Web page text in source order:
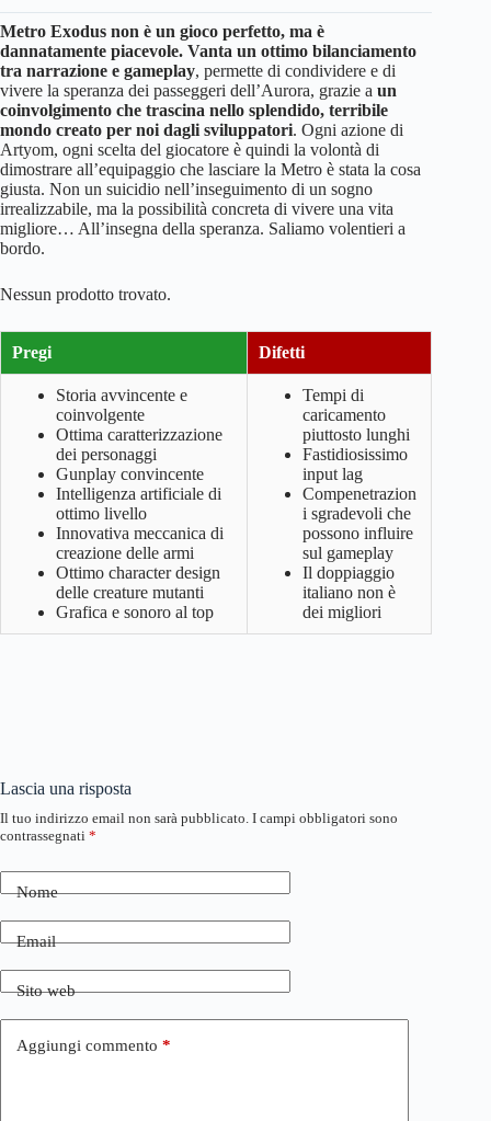
Metro Exodus non è un gioco perfetto, ma è
dannatamente piacevole. Vanta un ottimo bilanciamento
tra narrazione e gameplay, permette di condividere e di
vivere la speranza dei passeggeri dell’Aurora, grazie a un
coinvolgimento che trascina nello splendido, terribile
mondo creato per noi dagli sviluppatori. Ogni azione di
Artyom, ogni scelta del giocatore è quindi la volontà di
dimostrare all’equipaggio che lasciare la Metro è stata la cosa
giusta. Non un suicidio nell’inseguimento di un sogno
irrealizzabile, ma la possibilità concreta di vivere una vita
migliore… All’insegna della speranza. Saliamo volentieri a
bordo.
Nessun prodotto trovato.
Pregi Difetti
Storia avvincente e
coinvolgente
Ottima caratterizzazione
dei personaggi
Gunplay convincente
Intelligenza artificiale di
ottimo livello
Innovativa meccanica di
creazione delle armi
Ottimo character design
delle creature mutanti
Grafica e sonoro al top
Tempi di
caricamento
piuttosto lunghi
Fastidiosissimo
input lag
Compenetrazion
i sgradevoli che
possono influire
sul gameplay
Il doppiaggio
italiano non è
dei migliori
Lascia una risposta
Il tuo indirizzo email non sarà pubblicato. I campi obbligatori sono
contrassegnati *
Nome
Email
Sito web
Aggiungi commento *